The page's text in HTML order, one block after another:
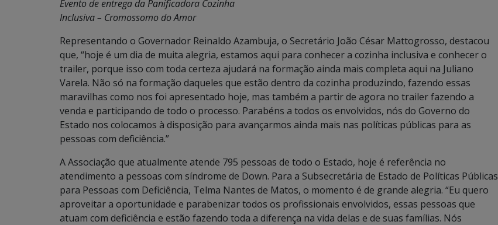
Evento de entrega da Panificadora Cozinha
Inclusiva – Cromossomo do Amor
Representando o Governador Reinaldo Azambuja, o Secretário João César Mattogrosso, destacou
que, “hoje é um dia de muita alegria, estamos aqui para conhecer a cozinha inclusiva e conhecer o
trailer, porque isso com toda certeza ajudará na formação ainda mais completa aqui na Juliano
Varela. Não só na formação daqueles que estão dentro da cozinha produzindo, fazendo essas
maravilhas como nos foi apresentado hoje, mas também a partir de agora no trailer fazendo a
venda e participando de todo o processo. Parabéns a todos os envolvidos, nós do Governo do
Estado nos colocamos à disposição para avançarmos ainda mais nas políticas públicas para as
pessoas com deficiência.”
A Associação que atualmente atende 795 pessoas de todo o Estado, hoje é referência no
atendimento a pessoas com síndrome de Down. Para a Subsecretária de Estado de Políticas Públicas
para Pessoas com Deficiência, Telma Nantes de Matos, o momento é de grande alegria. “Eu quero
aproveitar a oportunidade e parabenizar todos os profissionais envolvidos, essas pessoas que
atuam com deficiência e estão fazendo toda a diferença na vida delas e de suas famílias. Nós